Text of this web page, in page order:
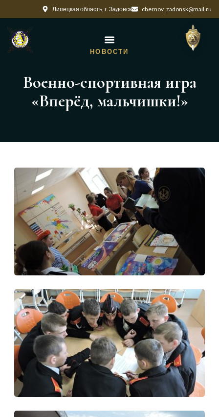
Липецкая область, г. Задонск chernov_zadonsk@mail.ru
НОВОСТИ
Военно-спортивная игра
«Вперёд, мальчишки!»